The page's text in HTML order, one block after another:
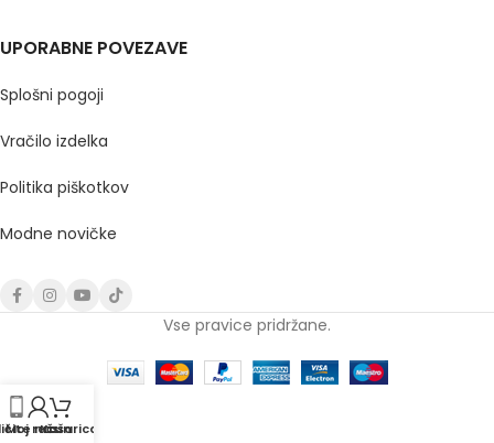
UPORABNE POVEZAVE
Splošni pogoji
Vračilo izdelka
Politika piškotkov
Modne novičke
Vse pravice pridržane.
nas
Moj račun
Košarica